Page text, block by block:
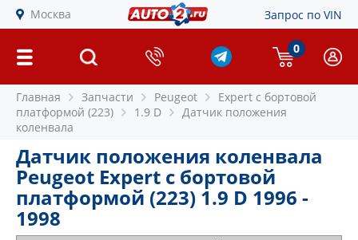
Москва Запрос по VIN
0
Главная Запчасти Peugeot
Expert c бортовой
платформой (223)
1.9 D
Датчик положения
коленвала
Датчик положения коленвала
Peugeot Expert c бортовой
платформой (223) 1.9 D 1996 -
1998